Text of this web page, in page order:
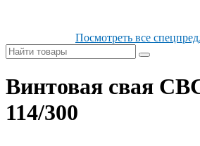
Посмотреть все
Винтовая свая
114/300